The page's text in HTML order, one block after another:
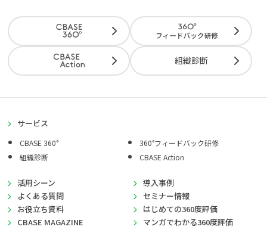
組織診断
サービス
CBASE 360°
360°フィードバック研修
組織診断
CBASE Action
活用シーン
導入事例
よくある質問
セミナー情報
お役立ち資料
はじめての360度評価
CBASE MAGAZINE
マンガでわかる360度評価